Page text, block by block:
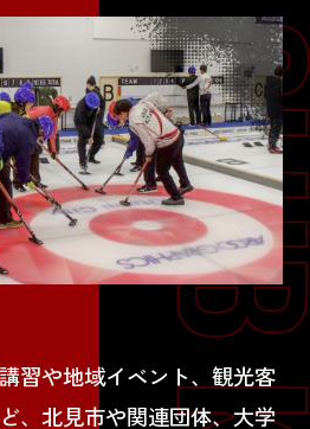
習や地域イベント、観光客
、北見市や関連団体、大学